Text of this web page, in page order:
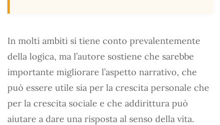
In molti ambiti si tiene conto prevalentemente
della logica, ma l’autore sostiene che sarebbe
importante migliorare l’aspetto narrativo, che
può essere utile sia per la crescita personale che
per la crescita sociale e che addirittura può
aiutare a dare una risposta al senso della vita.